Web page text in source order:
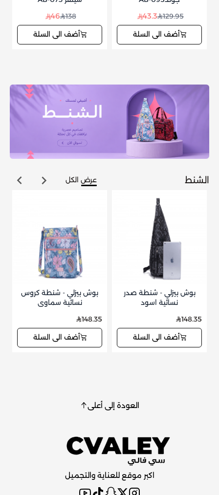
129.95
43.3
أضف الى السلة
138
46
أضف الى السلة
الشنط عرض الكل
بوش بيزلي - شنطة صدر
نسائية اسود
148.35
أضف الى السلة
بوش بيزلي - شنطة كروس
نسائية سماوي
148.35
أضف الى السلة
العودة إلى أعلى
اكبر موقع للعناية والتجميل